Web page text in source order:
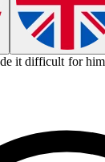
it difficult for